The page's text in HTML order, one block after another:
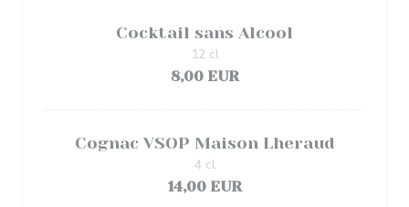
Cocktail sans Alcool
8,00 EUR
12 cl
Cognac VSOP Maison Lheraud
14,00 EUR
4 cl